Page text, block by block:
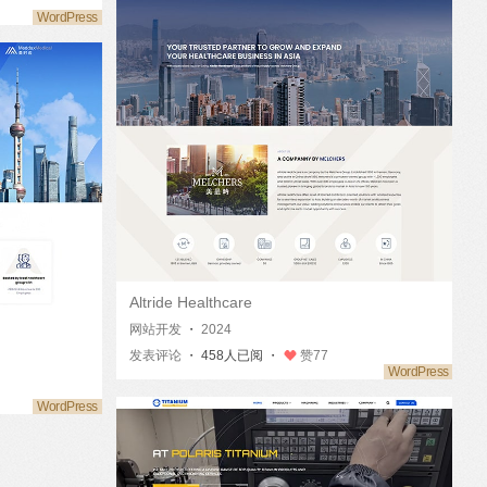
Altride Healthcare
网站开发 ・ 2024
发表评论 ・ 458人已阅 ・ 赞77